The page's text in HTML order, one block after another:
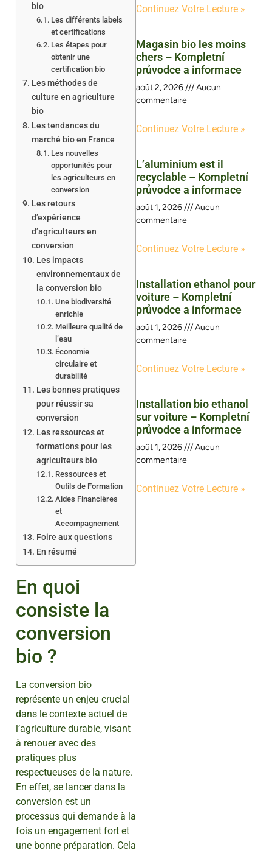
bio
Les différents labels
et certifications
Les étapes pour
obtenir une
certification bio
Les méthodes de
culture en agriculture
bio
Les tendances du
marché bio en France
Les nouvelles
opportunités pour
les agriculteurs en
conversion
Les retours
d’expérience
d’agriculteurs en
conversion
Les impacts
environnementaux de
la conversion bio
Une biodiversité
enrichie
Meilleure qualité de
l’eau
Économie
circulaire et
durabilité
Les bonnes pratiques
pour réussir sa
conversion
Les ressources et
formations pour les
agriculteurs bio
Ressources et
Outils de Formation
Aides Financières
et
Accompagnement
Foire aux questions
En résumé
En quoi
consiste la
conversion
bio ?
La conversion bio
représente un enjeu crucial
dans le contexte actuel de
l’agriculture durable, visant
à renouer avec des
pratiques plus
respectueuses de la nature.
En effet, se lancer dans la
conversion est un
processus qui demande à la
fois un engagement fort et
une bonne préparation. Cela
Continuez Votre Lecture »
Magasin bio les moins
chers – Kompletní
průvodce a informace
août 2, 2026
Aucun
commentaire
Continuez Votre Lecture »
L’aluminium est il
recyclable – Kompletní
průvodce a informace
août 1, 2026
Aucun
commentaire
Continuez Votre Lecture »
Installation ethanol pour
voiture – Kompletní
průvodce a informace
août 1, 2026
Aucun
commentaire
Continuez Votre Lecture »
Installation bio ethanol
sur voiture – Kompletní
průvodce a informace
août 1, 2026
Aucun
commentaire
Continuez Votre Lecture »